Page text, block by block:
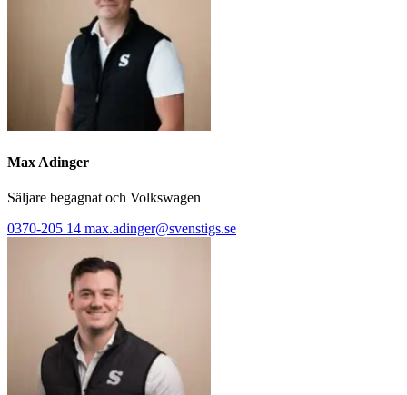
Max Adinger
Säljare begagnat och Volkswagen
0370-205 14 max.adinger@svenstigs.se